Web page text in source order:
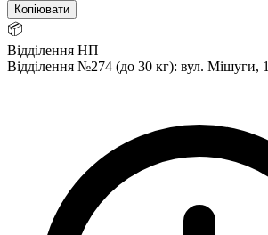
Копіювати
📦
Відділення НП
Відділення №274 (до 30 кг): вул. Мішуги, 1